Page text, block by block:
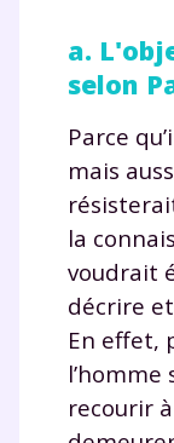
a.
selon
Parce
mais
la
voudrait
décrire
En effet,
recourir